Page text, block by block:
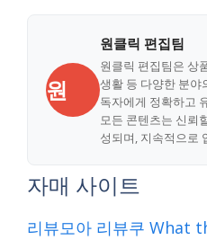
원
원클릭 편집팀
원클릭 편집팀은 상
생활 등 다양한 분야
독자에게 정확하고
모든 콘텐츠는 신뢰
성되며, 지속적으로
자매 사이트
리뷰모아 리뷰쿠 What